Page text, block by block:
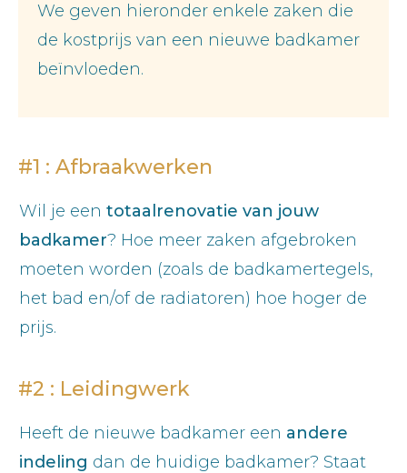
We geven hieronder enkele zaken die
de kostprijs van een nieuwe badkamer
beïnvloeden.
#1 : Afbraakwerken
Wil je een totaalrenovatie van jouw
badkamer? Hoe meer zaken afgebroken
moeten worden (zoals de badkamertegels,
het bad en/of de radiatoren) hoe hoger de
prijs.
#2 : Leidingwerk
Heeft de nieuwe badkamer een andere
indeling dan de huidige badkamer? Staat